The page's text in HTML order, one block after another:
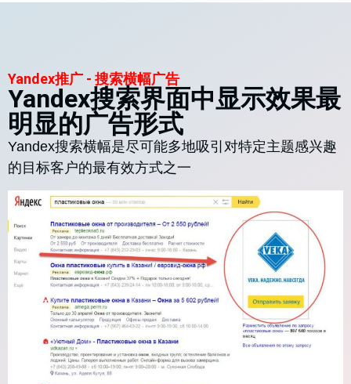
Yandex推广 - 搜索横幅广告
Yandex搜索界面中显示效果最
明显的广告形式
Yandex搜索横幅是尽可能多地吸引对特定主题感兴趣
的目标客户的最有效方式之一